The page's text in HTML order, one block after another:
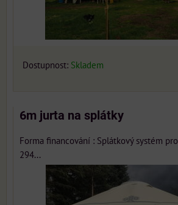
Dostupnost: Skladem
6m jurta na splátky
Forma financování : Splátkový systém
294...